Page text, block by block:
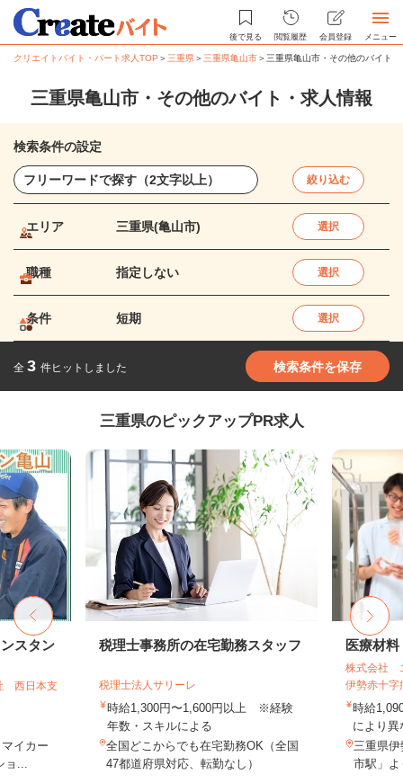
後で見る 閲覧履歴 会員登録 メニュー
クリエイトバイト・パート求人TOP ＞ 三重県＞ 三重県亀山市＞ 三重県亀山市・その他のバイト
三重県亀山市・その他のバイト・求人情報
検索条件の設定
絞り込む
エリア 三重県(亀山市) 選択
職種 指定しない 選択
条件 短期 選択
全 3 件ヒットしました 検索条件を保存
三重県のピックアップPR求人
スタン
西日本支
イカー
...
税理士事務所の在宅勤務スタッフ
税理士法人サリーレ
時給1,300円〜1,600円以上 ※経験
年数・スキルによる
全国どこからでも在宅勤務OK（全国
47都道府県対応、転勤なし）
医療材
株式会社
伊勢赤十字
時給
により
三重県
市駅」